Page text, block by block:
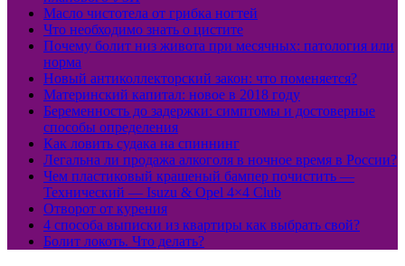
Масло чистотела от грибка ногтей
Что необходимо знать о цистите
Почему болит низ живота при месячных: патология или
норма
Новый антиколлекторский закон: что поменяется?
Материнский капитал: новое в 2018 году
Беременность до задержки: симптомы и достоверные
способы определения
Как ловить судака на спиннинг
Легальна ли продажа алкоголя в ночное время в России?
Чем пластиковый крашеный бампер почистить —
Технический — Isuzu & Opel 4×4 Club
Отворот от курения
4 способа выписки из квартиры как выбрать свой?
Болит локоть. Что делать?